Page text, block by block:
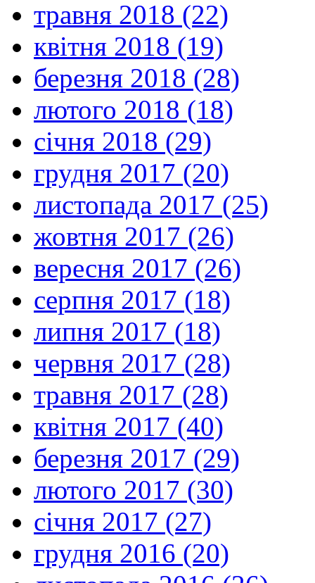
травня 2018 (22)
квітня 2018 (19)
березня 2018 (28)
лютого 2018 (18)
січня 2018 (29)
грудня 2017 (20)
листопада 2017 (25)
жовтня 2017 (26)
вересня 2017 (26)
серпня 2017 (18)
липня 2017 (18)
червня 2017 (28)
травня 2017 (28)
квітня 2017 (40)
березня 2017 (29)
лютого 2017 (30)
січня 2017 (27)
грудня 2016 (20)